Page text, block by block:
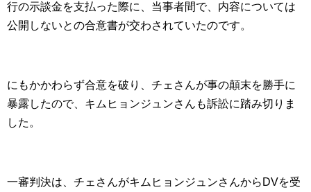
行の示談金を支払った際に、当事者間で、内容については
公開しないとの合意書が交わされていたのです。
にもかかわらず合意を破り、チェさんが事の顛末を勝手に
暴露したので、キムヒョンジュンさんも訴訟に踏み切りま
した。
一審判決は、チェさんがキムヒョンジュンさんからDVを受